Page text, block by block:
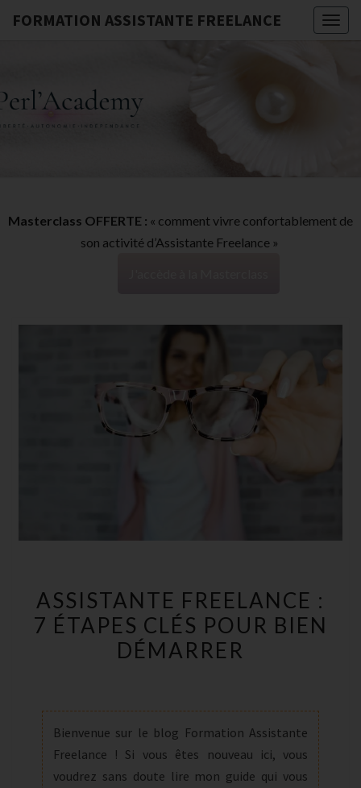
FORMATION ASSISTANTE FREELANCE
Masterclass OFFERTE : « comment vivre confortablement de
son activité d’Assistante Freelance »
FREELANCE
:
7
POUR
BIEN
DÉMARRER
ASSISTANTE FREELANCE :
7 ÉTAPES CLÉS POUR BIEN
DÉMARRER
Bienvenue sur le blog Formation Assistante
Freelance ! Si vous êtes nouveau ici, vous
voudrez sans doute lire mon guide qui vous